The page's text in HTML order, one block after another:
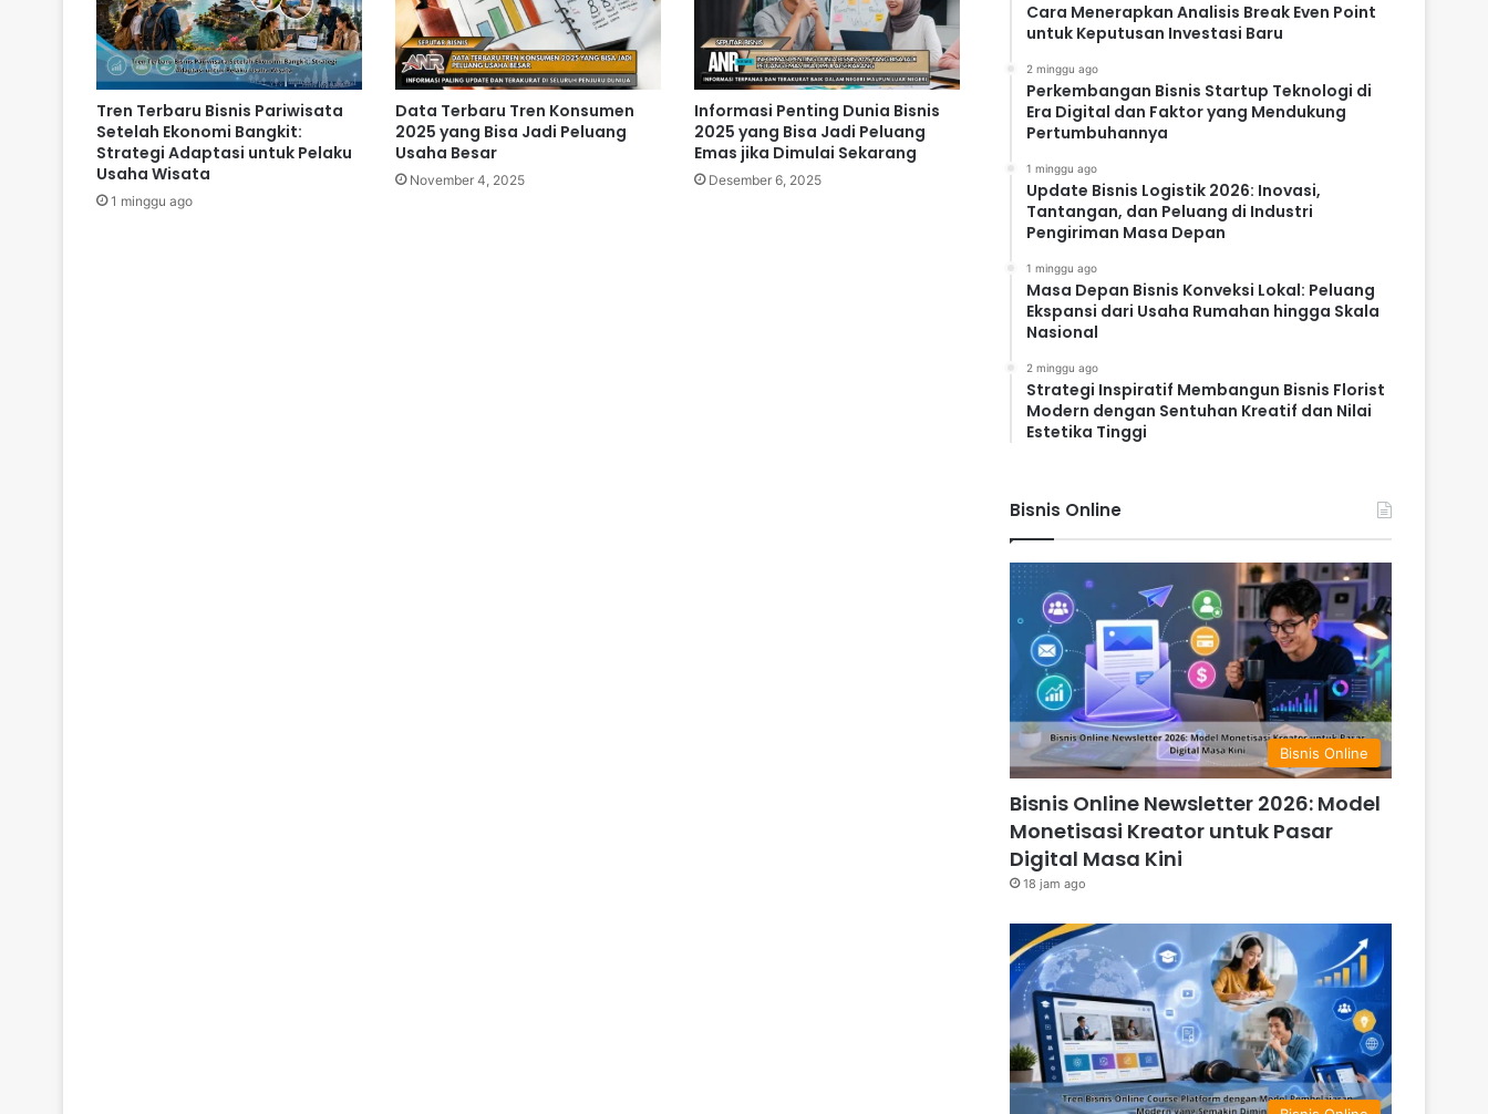
Tren Terbaru Bisnis Pariwisata
Setelah Ekonomi Bangkit:
Strategi Adaptasi untuk Pelaku
Usaha Wisata
1 minggu ago
Data Terbaru Tren Konsumen
2025 yang Bisa Jadi Peluang
Usaha Besar
November 4, 2025
Informasi Penting Dunia Bisnis
2025 yang Bisa Jadi Peluang
Emas jika Dimulai Sekarang
Desember 6, 2025
Cara Menerapkan Analisis Break Even Point
untuk Keputusan Investasi Baru
2 minggu ago
Perkembangan Bisnis Startup Teknologi di
Era Digital dan Faktor yang Mendukung
Pertumbuhannya
1 minggu ago
Update Bisnis Logistik 2026: Inovasi,
Tantangan, dan Peluang di Industri
Pengiriman Masa Depan
1 minggu ago
Masa Depan Bisnis Konveksi Lokal: Peluang
Ekspansi dari Usaha Rumahan hingga Skala
Nasional
2 minggu ago
Strategi Inspiratif Membangun Bisnis Florist
Modern dengan Sentuhan Kreatif dan Nilai
Estetika Tinggi
Bisnis Online
Bisnis Online
Bisnis Online Newsletter 2026: Model
Monetisasi Kreator untuk Pasar
Digital Masa Kini
18 jam ago